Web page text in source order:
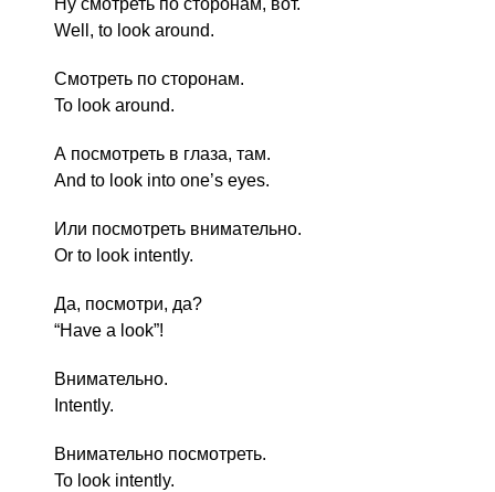
Ну смотреть по сторонам, вот.
Well, to look around.
Смотреть по сторонам.
To look around.
А посмотреть в глаза, там.
And to look into one’s eyes.
Или посмотреть внимательно.
Or to look intently.
Да, посмотри, да?
“Have a look”!
Внимательно.
Intently.
Внимательно посмотреть.
To look intently.